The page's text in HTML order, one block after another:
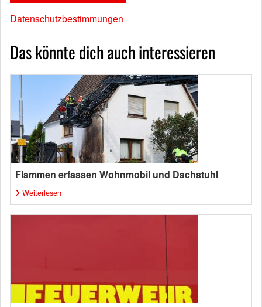
Datenschutzbestimmungen
Das könnte dich auch interessieren
Flammen erfassen Wohnmobil und Dachstuhl
Weiterlesen